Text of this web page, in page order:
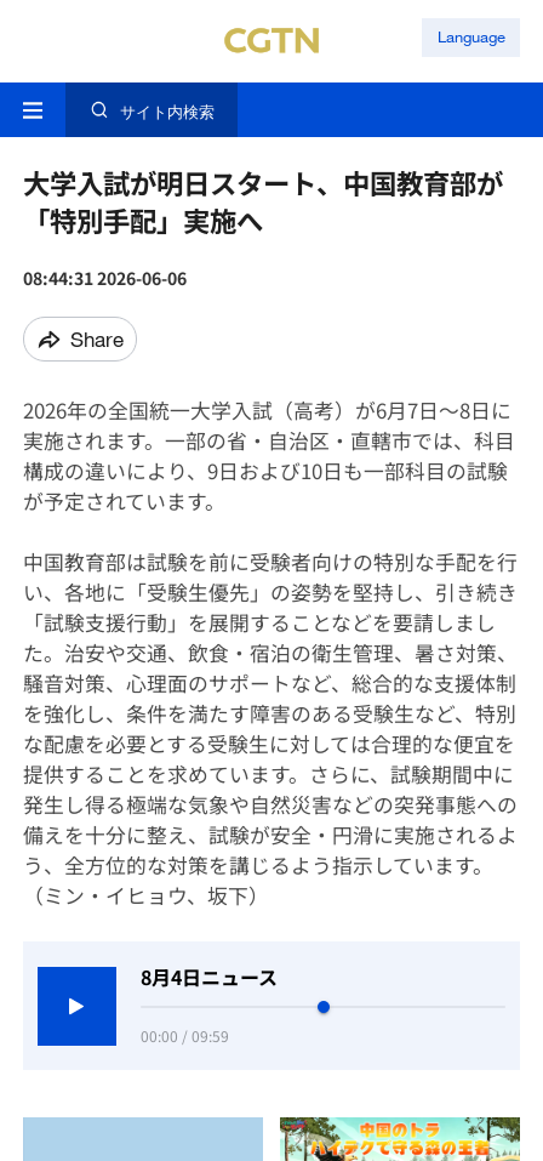
Language
サイト内検索
大学入試が明日スタート、中国教育部が
「特別手配」実施へ
08:44:31 2026-06-06
Share
2026年の全国統一大学入試（高考）が6月7日～8日に
実施されます。一部の省・自治区・直轄市では、科目
構成の違いにより、9日および10日も一部科目の試験
が予定されています。
中国教育部は試験を前に受験者向けの特別な手配を行
い、各地に「受験生優先」の姿勢を堅持し、引き続き
「試験支援行動」を展開することなどを要請しまし
た。治安や交通、飲食・宿泊の衛生管理、暑さ対策、
騒音対策、心理面のサポートなど、総合的な支援体制
を強化し、条件を満たす障害のある受験生など、特別
な配慮を必要とする受験生に対しては合理的な便宜を
提供することを求めています。さらに、試験期間中に
発生し得る極端な気象や自然災害などの突発事態への
備えを十分に整え、試験が安全・円滑に実施されるよ
う、全方位的な対策を講じるよう指示しています。
（ミン・イヒョウ、坂下）
8月4日ニュース
00:00 / 09:59